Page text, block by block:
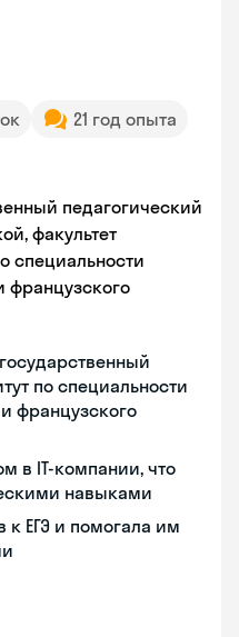
21 год опыта
педагогический
факультет
специальности
французского
по специальности
французского
в IT-компании, что
навыками
к ЕГЭ и помогала им